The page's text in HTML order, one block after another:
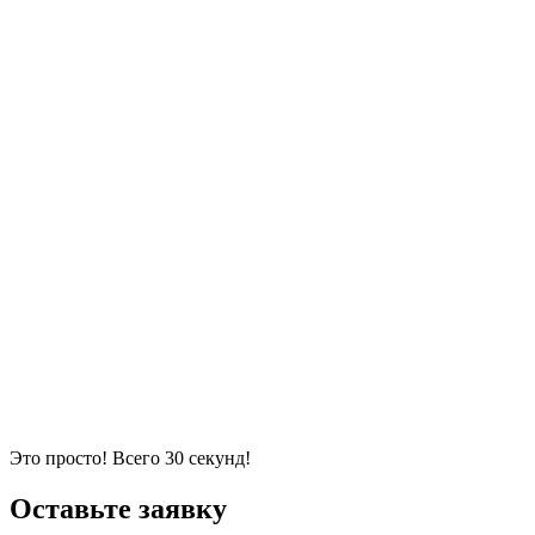
Это просто! Всего 30 секунд!
Оставьте заявку